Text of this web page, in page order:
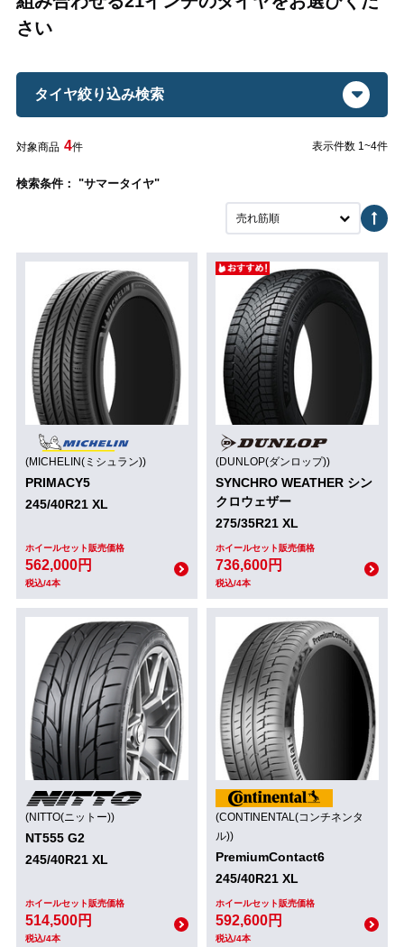
さい
タイヤ絞り込み検索
対象商品 4件 表示件数 1~4件
検索条件： "サマータイヤ"
売れ筋順
(MICHELIN(ミシュラン))
PRIMACY5
245/40R21 XL
ホイールセット販売価格
562,000円
税込/4本
(DUNLOP(ダンロップ))
SYNCHRO WEATHER シン
クロウェザー
275/35R21 XL
ホイールセット販売価格
736,600円
税込/4本
(NITTO(ニットー))
NT555 G2
245/40R21 XL
ホイールセット販売価格
514,500円
税込/4本
(CONTINENTAL(コンチネンタ
ル))
PremiumContact6
245/40R21 XL
ホイールセット販売価格
592,600円
税込/4本